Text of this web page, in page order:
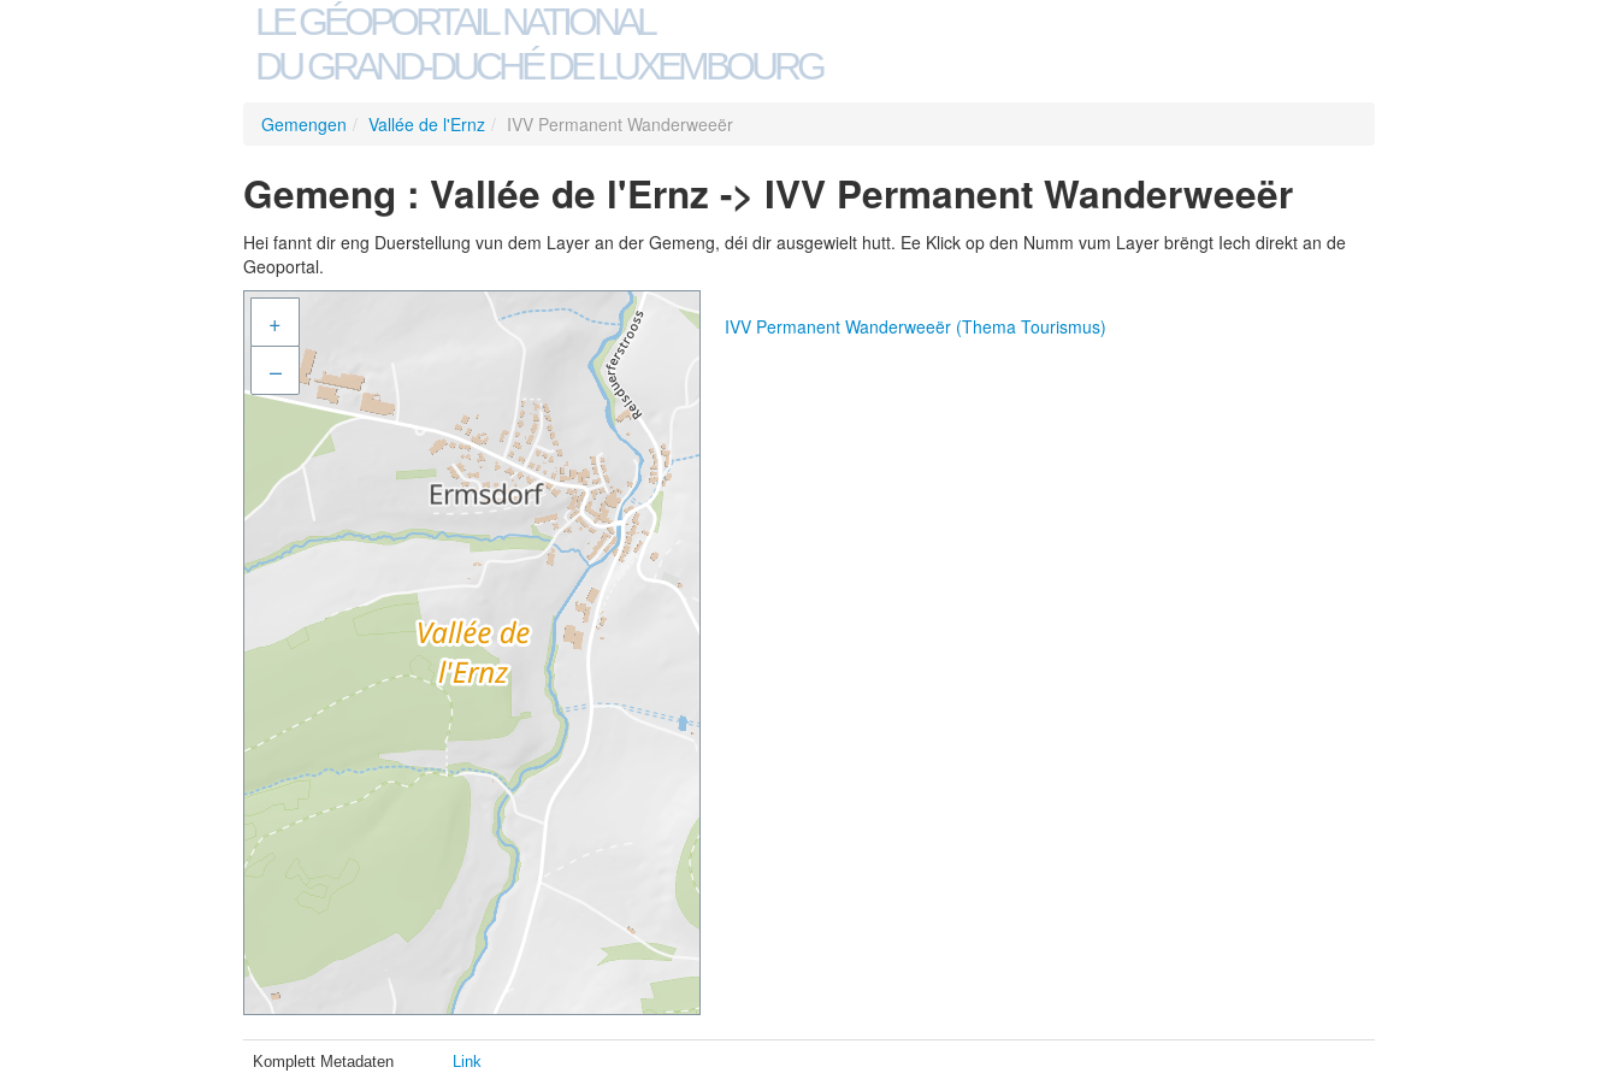
LE GÉOPORTAIL NATIONAL
DU GRAND-DUCHÉ DE LUXEMBOURG
Gemengen / Vallée de l'Ernz / IVV Permanent Wanderweeër
Gemeng : Vallée de l'Ernz -> IVV Permanent Wanderweeër
Hei fannt dir eng Duerstellung vun dem Layer an der Gemeng, déi dir ausgewielt hutt. Ee Klick op den Numm vum Layer brëngt Iech direkt an de
Geoportal.
+
–
IVV Permanent Wanderweeër (Thema Tourismus)
Komplett Metadaten Link